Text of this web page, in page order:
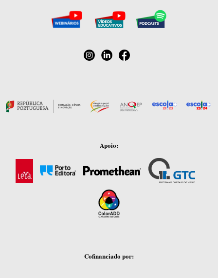
Apoio:
Cofinanciado por: